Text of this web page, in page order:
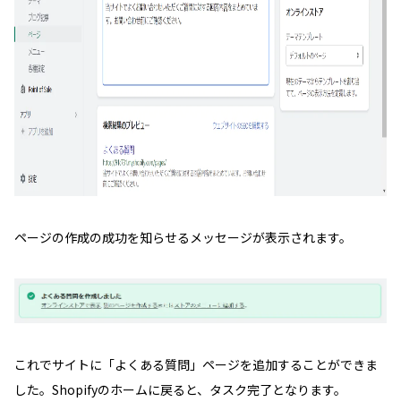
ページの作成の成功を知らせるメッセージが表示されます。
これでサイトに「よくある質問」ページを追加することができま
した。Shopifyのホームに戻ると、タスク完了となります。